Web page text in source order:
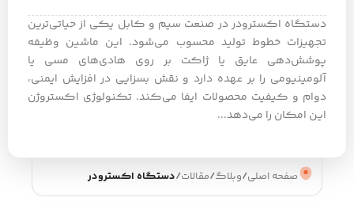
دستگاه اکسترودر در صنعت سیم و کابل یکی از حیاتی‌ترین
تجهیزات خطوط تولید محسوب می‌شود. این ماشین وظیفه
پوشش‌دهی عایق یا ژاکت بر روی هادی‌های مسی یا
آلومینیومی را بر عهده دارد و نقش بسزایی در افزایش ایمنی،
دوام و کیفیت محصولات ایفا می‌کند. تکنولوژی اکستروژن
این امکان را می‌دهد...
صفحه اصلی/وبلاگ/مقالات/دستگاه اکسترودر